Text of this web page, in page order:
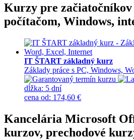
Kurzy pre začiatočníkov
počítačom, Windows,
IT ŠTART základný kurz
Základy práce s PC, Windows,
dĺžka: 5 dní
cena od: 174,60 €
Kancelária Microsoft
kurzov, prechodové